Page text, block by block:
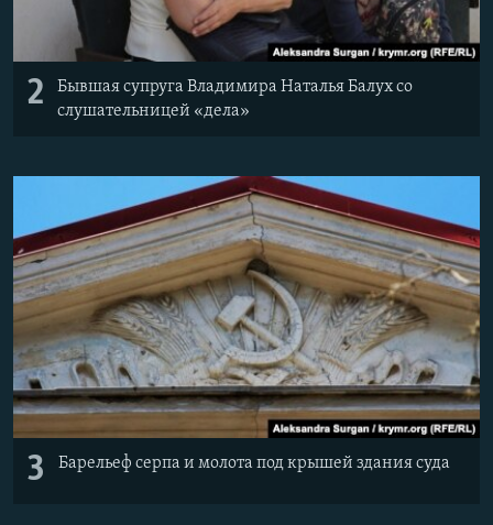
2
Бывшая супруга Владимира Наталья Балух со
слушательницей «дела»
3 Барельеф серпа и молота под крышей здания суда